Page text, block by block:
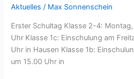
Aktuelles / Max Sonnenschein
Erster Schultag Klasse 2-4:
Uhr Klasse 1c: Einschulung am
Uhr in Hausen Klasse 1b:
um 15.00 Uhr in